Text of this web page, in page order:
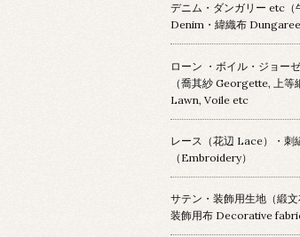
デニム・ダンガリー etc（
Denim・緯織布 Dungaree
ローン ・ボイル・ジョー
（喬其紗 Georgette, 上等
Lawn, Voile etc
レース（花辺 Lace）・刺
（Embroidery）
サテン・装飾用生地（緞文
装飾用布 Decorative